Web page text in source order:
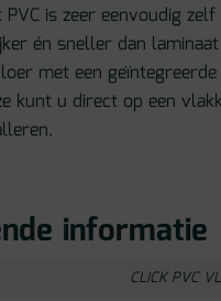
is zeer eenvoudig
én sneller dan
met een geïntegreerde
kunt u direct op een
informatie
CLICK PVC